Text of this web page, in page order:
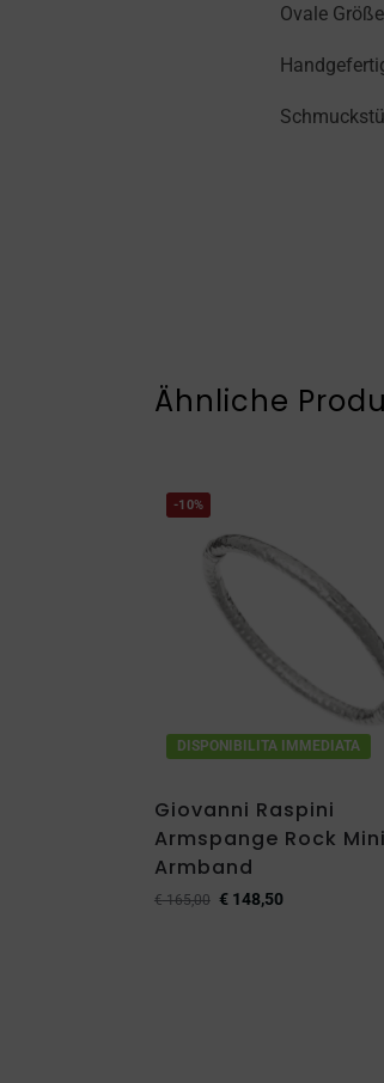
Ovale
Ähnliche
-10%
DISPONIBILITA IMMEDIATA
Giovanni Raspini
Armspange Rock Mini
Armband
€165,00 €148,50